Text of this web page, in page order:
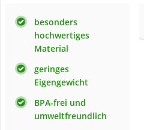
besonders
hochwertiges
Material
geringes
Eigengewicht
BPA-frei und
umweltfreundlich